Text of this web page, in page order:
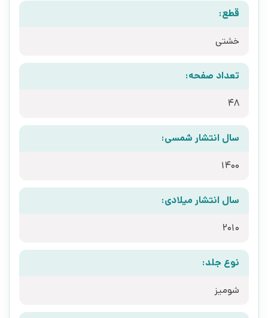
قطع:
خشتی
تعداد صفحه:
48
سال انتشار شمسی:
1400
سال انتشار میلادی:
2010
نوع جلد:
شومیز